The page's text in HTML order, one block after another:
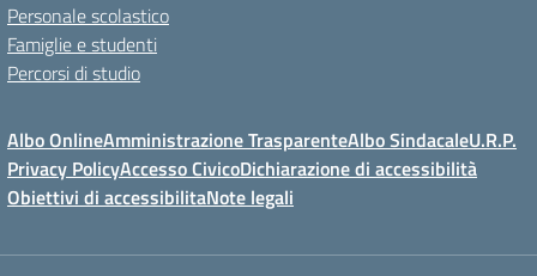
Personale scolastico
Famiglie e studenti
Percorsi di studio
Albo OnlineAmministrazione TrasparenteAlbo SindacaleU.R.P.
Privacy PolicyAccesso CivicoDichiarazione di accessibilità
Obiettivi di accessibilitaNote legali